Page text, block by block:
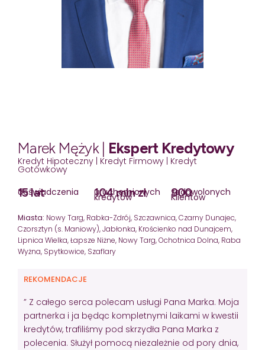
Marek Mężyk | Ekspert Kredytowy
Kredyt Hipoteczny | Kredyt Firmowy | Kredyt
Gotówkowy
15 lat
doświadczenia 104 mln zł
uruchomionych
kredytów 900
zadowolonych
Klientów
Miasta: Nowy Targ, Rabka-Zdrój, Szczawnica, Czarny Dunajec,
Czorsztyn (s. Maniowy), Jabłonka, Krościenko nad Dunajcem,
Lipnica Wielka, Łapsze Niżne, Nowy Targ, Ochotnica Dolna, Raba
Wyżna, Spytkowice, Szaflary
REKOMENDACJE
” Z całego serca polecam usługi Pana Marka. Moja
partnerka i ja będąc kompletnymi laikami w kwestii
kredytów, trafiliśmy pod skrzydła Pana Marka z
polecenia. Służył pomocą niezależnie od pory dnia,